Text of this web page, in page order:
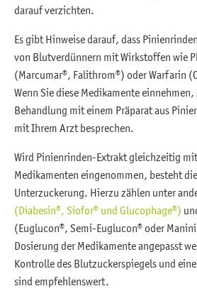
darauf verzichten.
Es gibt Hinweise darauf, dass
von Blutverdünnern mit Wirkstoffen wie
(Marcumar®, Falithrom®) oder Warfarin
Wenn Sie diese Medikamente
Behandlung mit einem Präparat aus
mit Ihrem Arzt besprechen.
Wird Pinienrinden-Extrakt gleichzeitig
Medikamenten eingenommen, besteht
Unterzuckerung. Hierzu zählen unter
(Diabesin®, Siofor® und Glucophage®)
(Euglucon®, Semi-Euglucon® oder
Dosierung der Medikamente angepasst
Kontrolle des Blutzuckerspiegels und
sind empfehlenswert.